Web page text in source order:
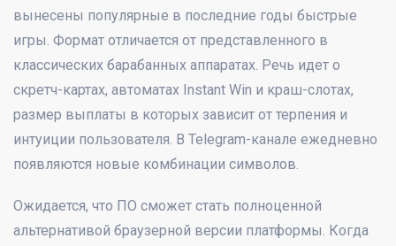
вынесены популярные в последние годы быстрые
игры. Формат отличается от представленного в
классических барабанных аппаратах. Речь идет о
скретч-картах, автоматах Instant Win и краш-слотах,
размер выплаты в которых зависит от терпения и
интуиции пользователя. В Telegram-канале ежедневно
появляются новые комбинации символов.
Ожидается, что ПО сможет стать полноценной
альтернативой браузерной версии платформы. Когда